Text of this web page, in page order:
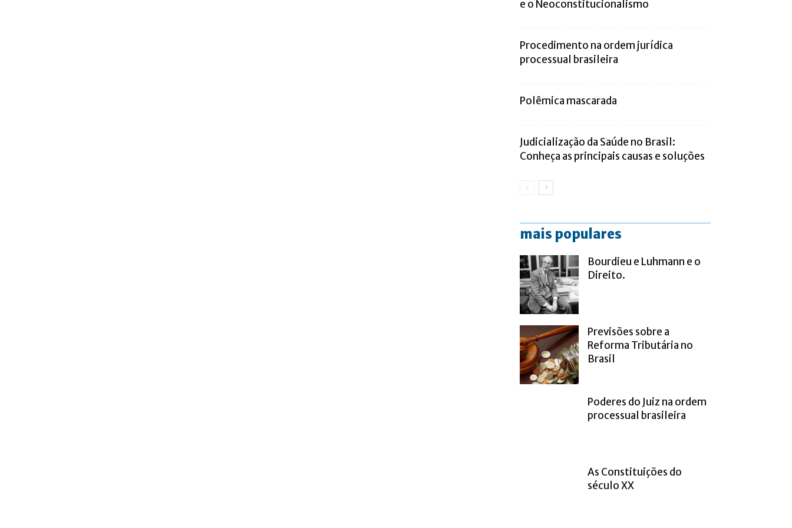
e o Neoconstitucionalismo
Procedimento na ordem jurídica
processual brasileira
Polêmica mascarada
Judicialização da Saúde no Brasil:
Conheça as principais causas e soluções
mais populares
Bourdieu e Luhmann e o
Direito.
Previsões sobre a
Reforma Tributária no
Brasil
Poderes do Juiz na ordem
processual brasileira
As Constituições do
século XX